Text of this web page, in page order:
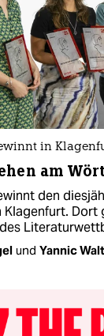
in
am
den
Klagenfurt. Dort
und Yannic